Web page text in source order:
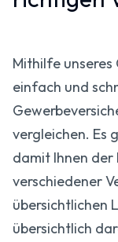
Mithilfe unseres
einfach und
vergleichen. Es
damit Ihnen der
verschiedener
übersichtlichen
übersichtlich